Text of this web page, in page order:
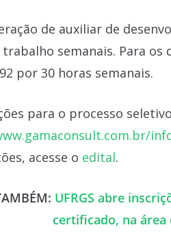
de auxiliar de
trabalho semanais. Para
por 30 horas semanais.
para o processo
acesse o edital.
UFRGS abre
certificado, na área